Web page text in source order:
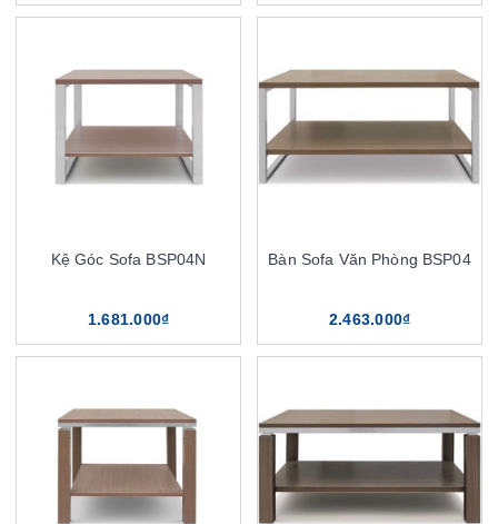
Kệ Góc Sofa BSP04N
1.681.000₫
Bàn Sofa Văn Phòng BSP04
2.463.000₫